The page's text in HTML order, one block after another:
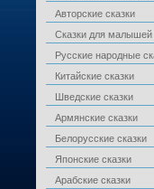
Авторские сказки
Сказки для малышей
Русские народные
Китайские сказки
Шведские сказки
Армянские сказки
Белорусские сказки
Японские сказки
Арабские сказки